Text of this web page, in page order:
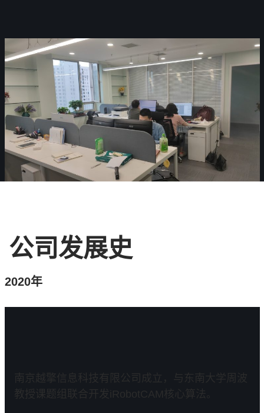
公司发展史
2020年
南京越擎信息科技有限公司成立，与东南大学周波
教授课题组联合开发iRobotCAM核心算法。